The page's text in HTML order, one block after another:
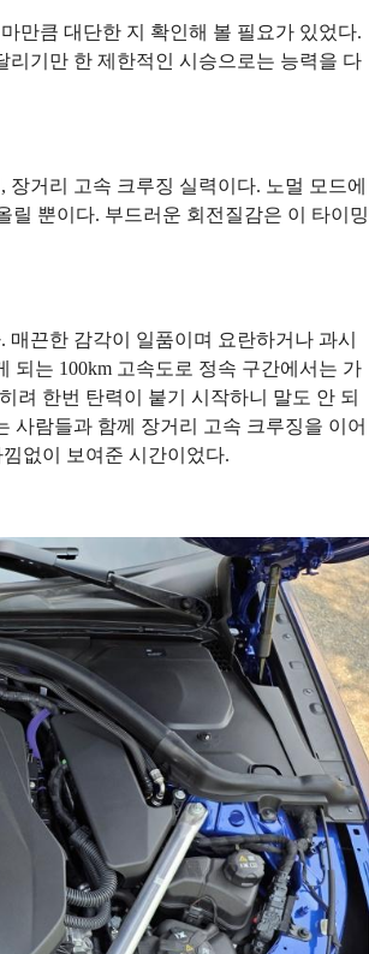
만큼 대단한 지 확인해 볼 필요가 있었다.
기만 한 제한적인 시승으로는 능력을 다
거리 고속 크루징 실력이다. 노멀 모드에
릴 뿐이다. 부드러운 회전질감은 이 타이밍
끈한 감각이 일품이며 요란하거나 과시
되는 100km 고속도로 정속 구간에서는 가
려 한번 탄력이 붙기 시작하니 말도 안 되
사람들과 함께 장거리 고속 크루징을 이어
없이 보여준 시간이었다.